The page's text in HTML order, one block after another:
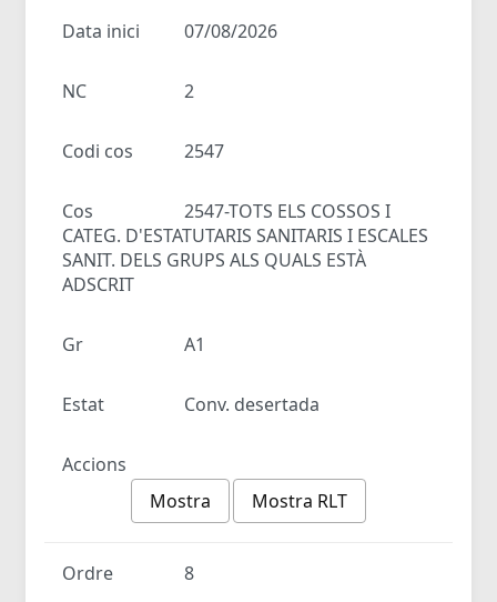
Data inici 07/08/2026
NC 2
Codi cos 2547
Cos
2547-TOTS ELS COSSOS I
CATEG. D'ESTATUTARIS SANITARIS I ESCALES
SANIT. DELS GRUPS ALS QUALS ESTÀ
ADSCRIT
Gr A1
Estat Conv. desertada
Accions
Mostra
Mostra RLT
Ordre 8